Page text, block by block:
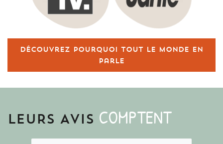
Découvrez pourquoi tout le monde en
parle
LEURS AVIS COMPTENT